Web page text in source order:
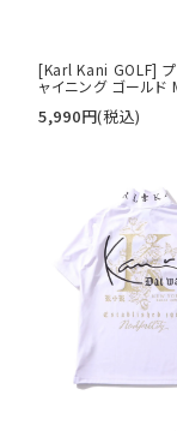
[Karl Kani GOLF] プ
ャイニング ゴールド
5,990円(税込)